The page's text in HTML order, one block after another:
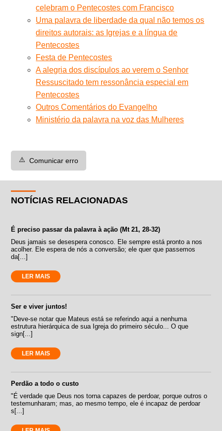
celebram o Pentecostes com Francisco
Uma palavra de liberdade da qual não temos os
direitos autorais: as Igrejas e a língua de
Pentecostes
Festa de Pentecostes
A alegria dos discípulos ao verem o Senhor
Ressuscitado tem ressonância especial em
Pentecostes
Outros Comentários do Evangelho
Ministério da palavra na voz das Mulheres
⚠️ Comunicar erro
NOTÍCIAS RELACIONADAS
É preciso passar da palavra à ação (Mt 21, 28-32)
Deus jamais se desespera conosco. Ele sempre está pronto a nos
acolher. Ele espera de nós a conversão; ele quer que passemos
da[...]
LER MAIS
Ser e viver juntos!
"Deve-se notar que Mateus está se referindo aqui a nenhuma
estrutura hierárquica de sua Igreja do primeiro século... O que
sign[...]
LER MAIS
Perdão a todo o custo
"É verdade que Deus nos torna capazes de perdoar, porque outros o
testemunharam; mas, ao mesmo tempo, ele é incapaz de perdoar
s[...]